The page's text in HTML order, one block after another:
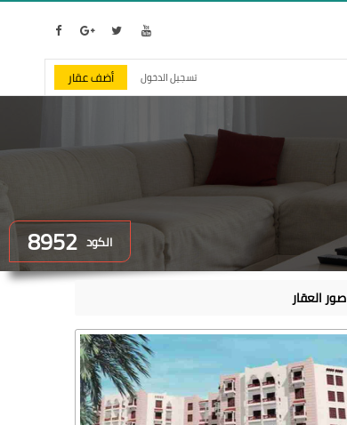
تسجيل الدخول أضف عقار
الكود 8952
صور العقار